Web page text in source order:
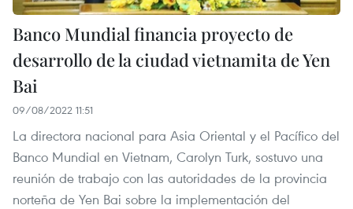
Banco Mundial financia proyecto de
desarrollo de la ciudad vietnamita de Yen
Bai
09/08/2022 11:51
La directora nacional para Asia Oriental y el Pacífico del
Banco Mundial en Vietnam, Carolyn Turk, sostuvo una
reunión de trabajo con las autoridades de la provincia
norteña de Yen Bai sobre la implementación del